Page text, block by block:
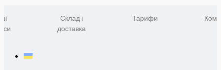
Склад і
доставка
Тарифи